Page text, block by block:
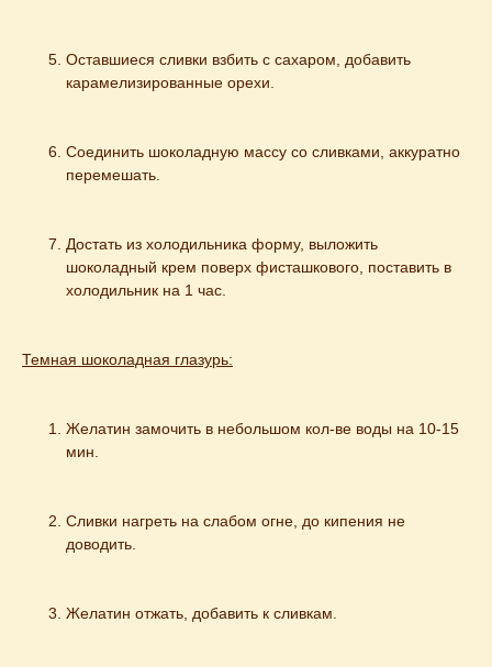
Оставшиеся сливки взбить с сахаром, добавить
карамелизированные орехи.
Соединить шоколадную массу со сливками, аккуратно
перемешать.
Достать из холодильника форму, выложить
шоколадный крем поверх фисташкового, поставить в
холодильник на 1 час.
Темная шоколадная глазурь:
Желатин замочить в небольшом кол-ве воды на 10-15
мин.
Сливки нагреть на слабом огне, до кипения не
доводить.
Желатин отжать, добавить к сливкам.